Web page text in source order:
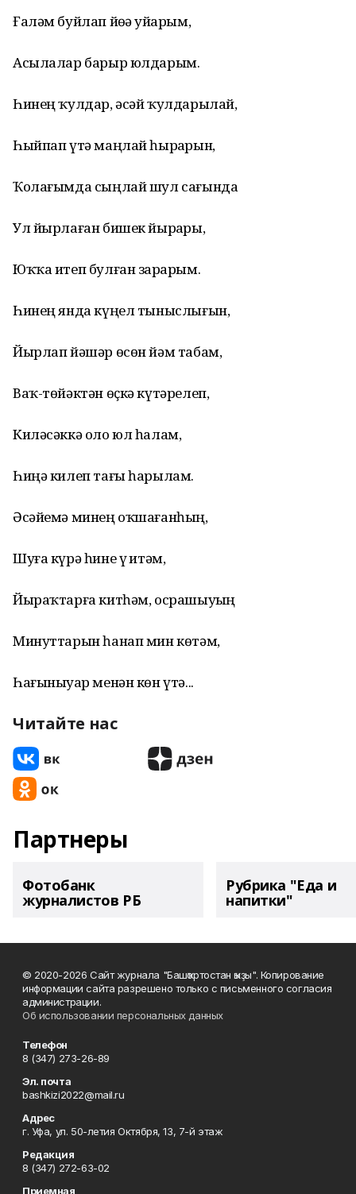
Ғаләм буйлап йөҙә уйҙарым,
Асылалар барыр юлдарым.
Һинең ҡулдар, әсәй ҡулдарылай,
Һыйпап үтә маңлай һырҙарын,
Ҡолағымда сыңлай шул сағында
Ул йырлаған бишек йырҙары,
Юҡҡа итеп булған зарҙарым.
Һинең янда күңел тыныслығын,
Йырлап йәшәр өсөн йәм табам,
Ваҡ-төйәктән өҫкә күтәрелеп,
Киләсәккә оло юл һалам,
Һиңә килеп тағы һарылам.
Әсәйемә минең оҡшағанһың,
Шуға күрә һине үҙ итәм,
Йыраҡтарға китһәм, осрашыуҙың
Минуттарын һанап мин көтәм,
Һағыныуҙар менән көн үтә...
Читайте нас
Партнеры
Фотобанк
журналистов РБ
Рубрика "Еда и
напитки"
© 2020-2026 Сайт журнала "Башҡортостан ҡыҙы". Копирование
информации сайта разрешено только с письменного согласия
администрации.
Об использовании персональных данных
Телефон
8 (347) 273-26-89
Эл. почта
bashkizi2022@mail.ru
Адрес
г. Уфа, ул. 50-летия Октября, 13, 7-й этаж
Редакция
8 (347) 272-63-02
Приемная